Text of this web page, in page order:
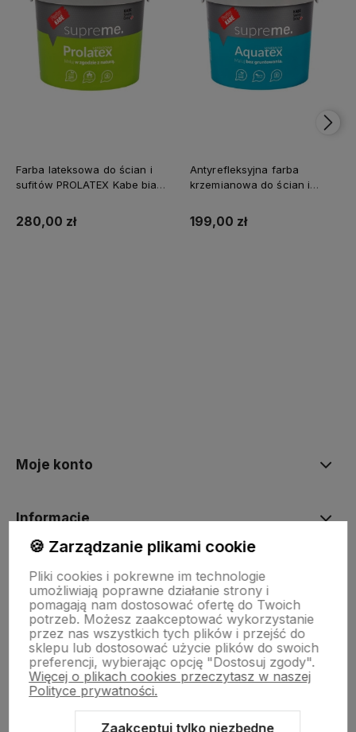
Farba lateksowa do ścian i
sufitów PROLATEX Kabe biała
matowa
280,00 zł
Antyrefleksyjna farba
krzemianowa do ścian i
199,00 zł
Moje konto
Informacje
O nas
Dostawa i płatności
Sklepy stacjonarne
🍪 Zarządzanie plikami cookie
Pliki cookies i pokrewne im technologie
umożliwiają poprawne działanie strony i
pomagają nam dostosować ofertę do Twoich
potrzeb. Możesz zaakceptować wykorzystanie
przez nas wszystkich tych plików i przejść do
sklepu lub dostosować użycie plików do swoich
preferencji, wybierając opcję "Dostosuj zgody".
Więcej o plikach cookies przeczytasz w naszej
Polityce prywatności.
Zaakceptuj tylko niezbędne